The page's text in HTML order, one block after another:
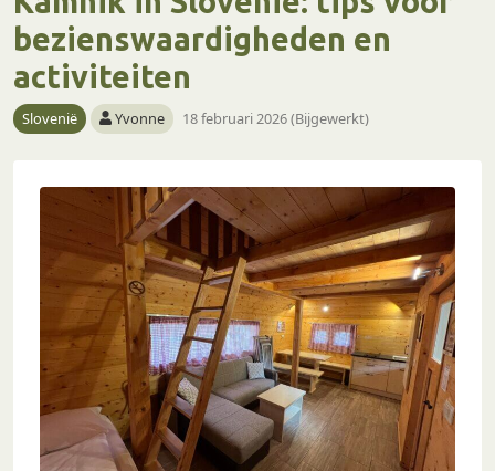
bezienswaardigheden en
activiteiten
Slovenië Yvonne 18 februari 2026 (Bijgewerkt)